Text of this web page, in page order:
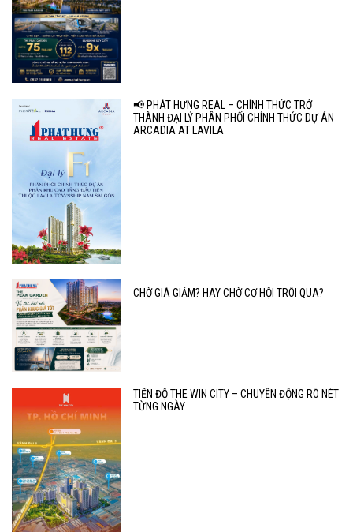
📢 PHÁT HƯNG REAL – CHÍNH THỨC TRỞ
THÀNH ĐẠI LÝ PHÂN PHỐI CHÍNH THỨC DỰ ÁN
ARCADIA AT LAVILA
CHỜ GIÁ GIẢM? HAY CHỜ CƠ HỘI TRÔI QUA?
TIẾN ĐỘ THE WIN CITY – CHUYỂN ĐỘNG RÕ NÉT
TỪNG NGÀY